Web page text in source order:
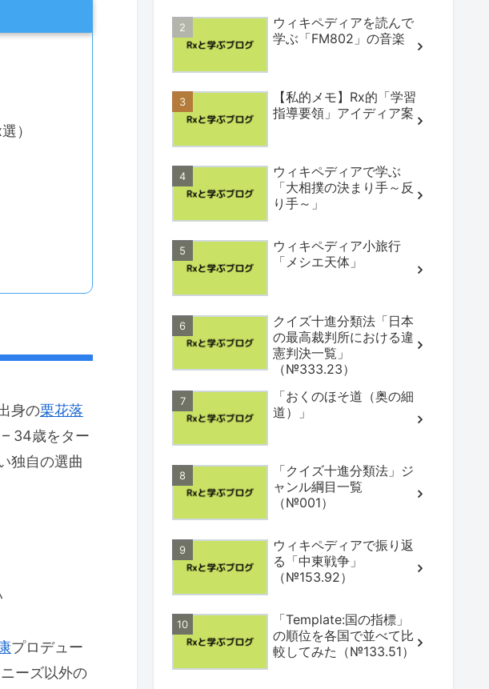
）
身の栗花落
34歳をター
独自の選曲
プロデュー
ーズ以外の
ウィキペディアを読んで
学ぶ「FM802」の音楽
【私的メモ】Rx的「学習
指導要領」アイディア案
ウィキペディアで学ぶ
「大相撲の決まり手～反
り手～」
ウィキペディア小旅行
「メシエ天体」
クイズ十進分類法「日本
の最高裁判所における違
憲判決一覧」
（№333.23）
「おくのほそ道（奥の細
道）」
「クイズ十進分類法」ジ
ャンル綱目一覧
（№001）
ウィキペディアで振り返
る「中東戦争」
（№153.92）
「Template:国の指標」
の順位を各国で並べて比
較してみた（№133.51）